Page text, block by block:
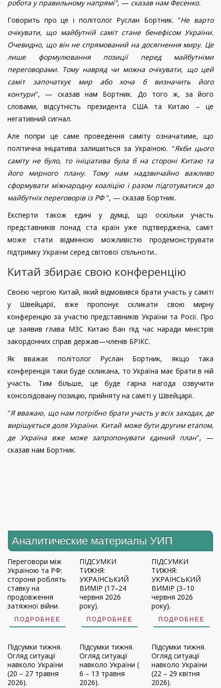
робота у правильному напрямі", — сказав нам Фесенко.
Говорить про це і політолог Руслан Бортник. "Не варто
очікувати, що майбутній саміт стане бенефісом України.
Очевидно, що він не спрямований на досягнення миру. Це
лише формулювання позиції перед майбутніми
переговорами. Тому навряд чи можна очікувати, що цей
саміт започаткує мир або хоча б визначить його
контури", — сказав нам Бортник. До того ж, за його
словами, відсутність президента США та Китаю – це
негативний сигнал.
Але попри це саме проведення саміту означатиме, що
політична ініціатива залишиться за Україною. "Якби цього
саміту не було, то ініціатива була б на стороні Китаю та
його мирного плану. Тому нам надзвичайно важливо
сформувати міжнародну коаліцію і разом підготуватися до
майбутніх переговорів із РФ", — сказав Бортник.
Експерти також єдині у думці, що оскільки участь
представників понад ста країн уже підтверджена, саміт
може стати відмінною можливістю продемонструвати
підтримку України серед світової спільноти..
Китай збирає свою конференцію
Своєю чергою Китай, який відмовився брати участь у саміті
у Швейцарії, вже пропонує скликати свою мирну
конференцію за участю представників України та Росії. Про
це заявив глава МЗС Китаю Ван під час наради міністрів
закордонних справ держав—членів БРІКС.
Як вважає політолог Руслан Бортник, якщо така
конференція таки буде скликана, то Україна має брати в ній
участь. Тим більше, це буде гарна нагода озвучити
консолідовану позицію, прийняту на саміті у Швейцарії.
"Я вважаю, що нам потрібно брати участь у всіх заходах, де
вирішується доля України. Китай може бути другим етапом,
де Україна вже може запропонувати єдиний план", —
сказав нам Бортник.
Аналитические материалы УИП
Переговори між
Україною та РФ:
сторони роблять
ставку на
продовження
затяжної війни.
ПОДРОБНЕЕ
ПІДСУМКИ
ТИЖНЯ:
УКРАЇНСЬКИЙ
ВИМІР (17–24
червня 2026
року).
ПОДРОБНЕЕ
ПІДСУМКИ
ТИЖНЯ:
УКРАЇНСЬКИЙ
ВИМІР (3–10
червня 2026
року).
ПОДРОБНЕЕ
Підсумки тижня.
Огляд ситуації
навколо України
(20 – 27 травня
2026).
Підсумки тижня.
Огляд ситуації
навколо України (
6 – 13 травня
2026).
Підсумки тижня.
Огляд ситуації
навколо України
(22 – 29 квітня
2026).